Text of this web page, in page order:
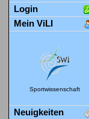
Login
Mein ViLI
Sportwissenschaft
Neuigkeiten